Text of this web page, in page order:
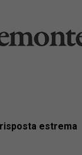
estrema